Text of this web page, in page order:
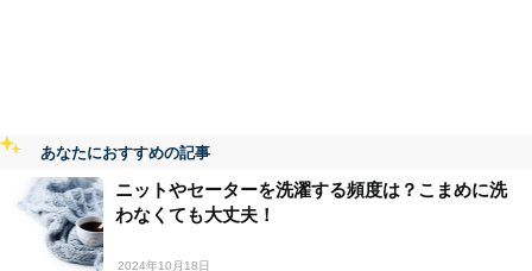
あなたにおすすめの記事
ニットやセーターを洗濯する頻度は？こまめに洗
わなくても大丈夫！
2024年10月18日